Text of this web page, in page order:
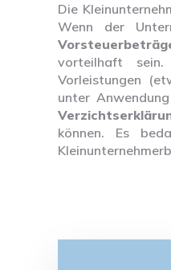
Die
Wenn der
vorteilhaft
Vorleistungen
unter
können. Es